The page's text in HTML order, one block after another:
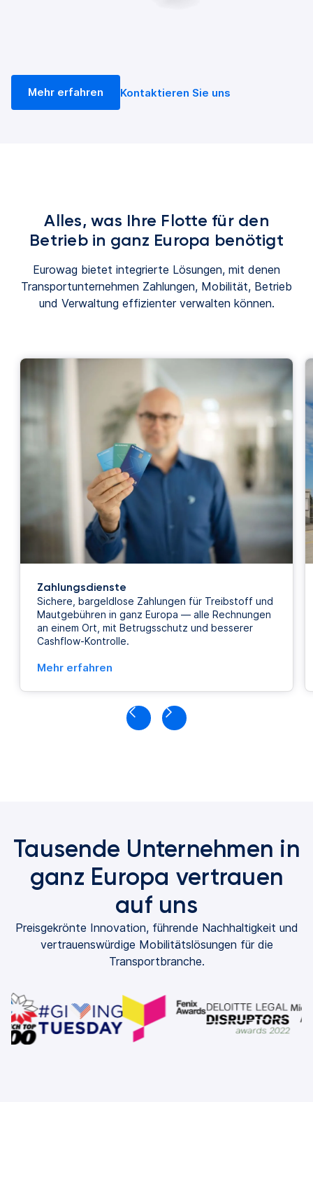
Mehr erfahren Kontaktieren Sie uns
Alles, was Ihre Flotte für den
Betrieb in ganz Europa benötigt
Eurowag bietet integrierte Lösungen, mit denen
Transportunternehmen Zahlungen, Mobilität, Betrieb
und Verwaltung effizienter verwalten können.
Zahlungsdienste
Sichere, bargeldlose Zahlungen für Treibstoff und
Mautgebühren in ganz Europa — alle Rechnungen
an einem Ort, mit Betrugsschutz und besserer
Cashflow-Kontrolle.
Mehr erfahren
Tausende Unternehmen in
ganz Europa vertrauen
auf uns
Preisgekrönte Innovation, führende Nachhaltigkeit und
vertrauenswürdige Mobilitätslösungen für die
Transportbranche.